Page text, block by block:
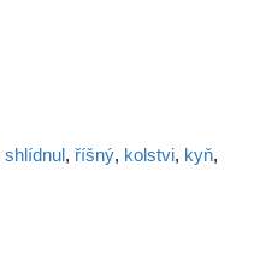
shlídnul, říšný, kolstvi, kyň,